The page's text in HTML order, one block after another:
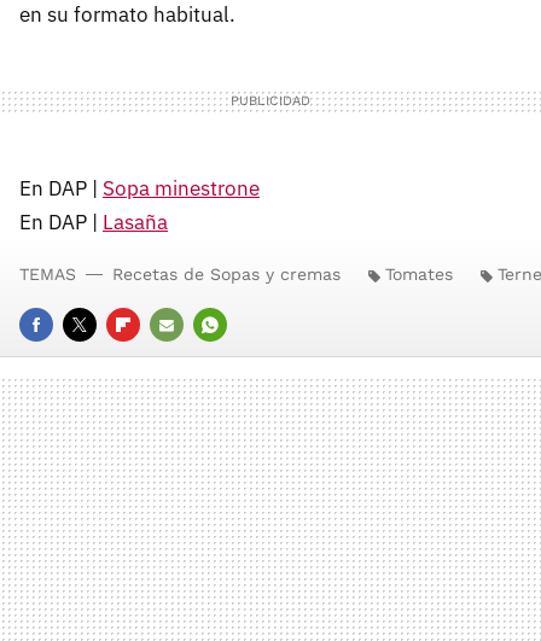
en su formato habitual.
En DAP | Sopa minestrone
En DAP | Lasaña
FACEBOOK
TWITTERFLIPBOARD
E-
MAIL
WHATSAPP
TEMAS Recetas de Sopas y cremas Tomates